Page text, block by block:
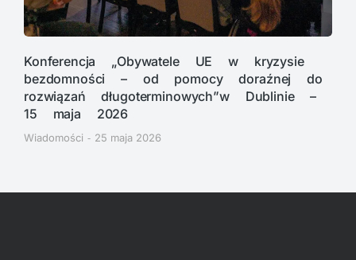
Konferencja „Obywatele UE w kryzysie
bezdomności – od pomocy doraźnej do
rozwiązań długoterminowych”w Dublinie –
15 maja 2026
Wiadomości 25 maja 2026